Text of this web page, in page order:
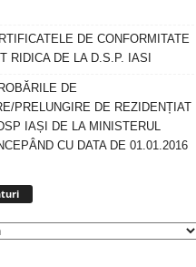
DE CONFORMITATE
RIDICA DE LA D.S.P. IASI
DE
PRELUNGIRE DE REZIDENȚIAT
IAȘI DE LA MINISTERUL
CU DATA DE 01.01.2016